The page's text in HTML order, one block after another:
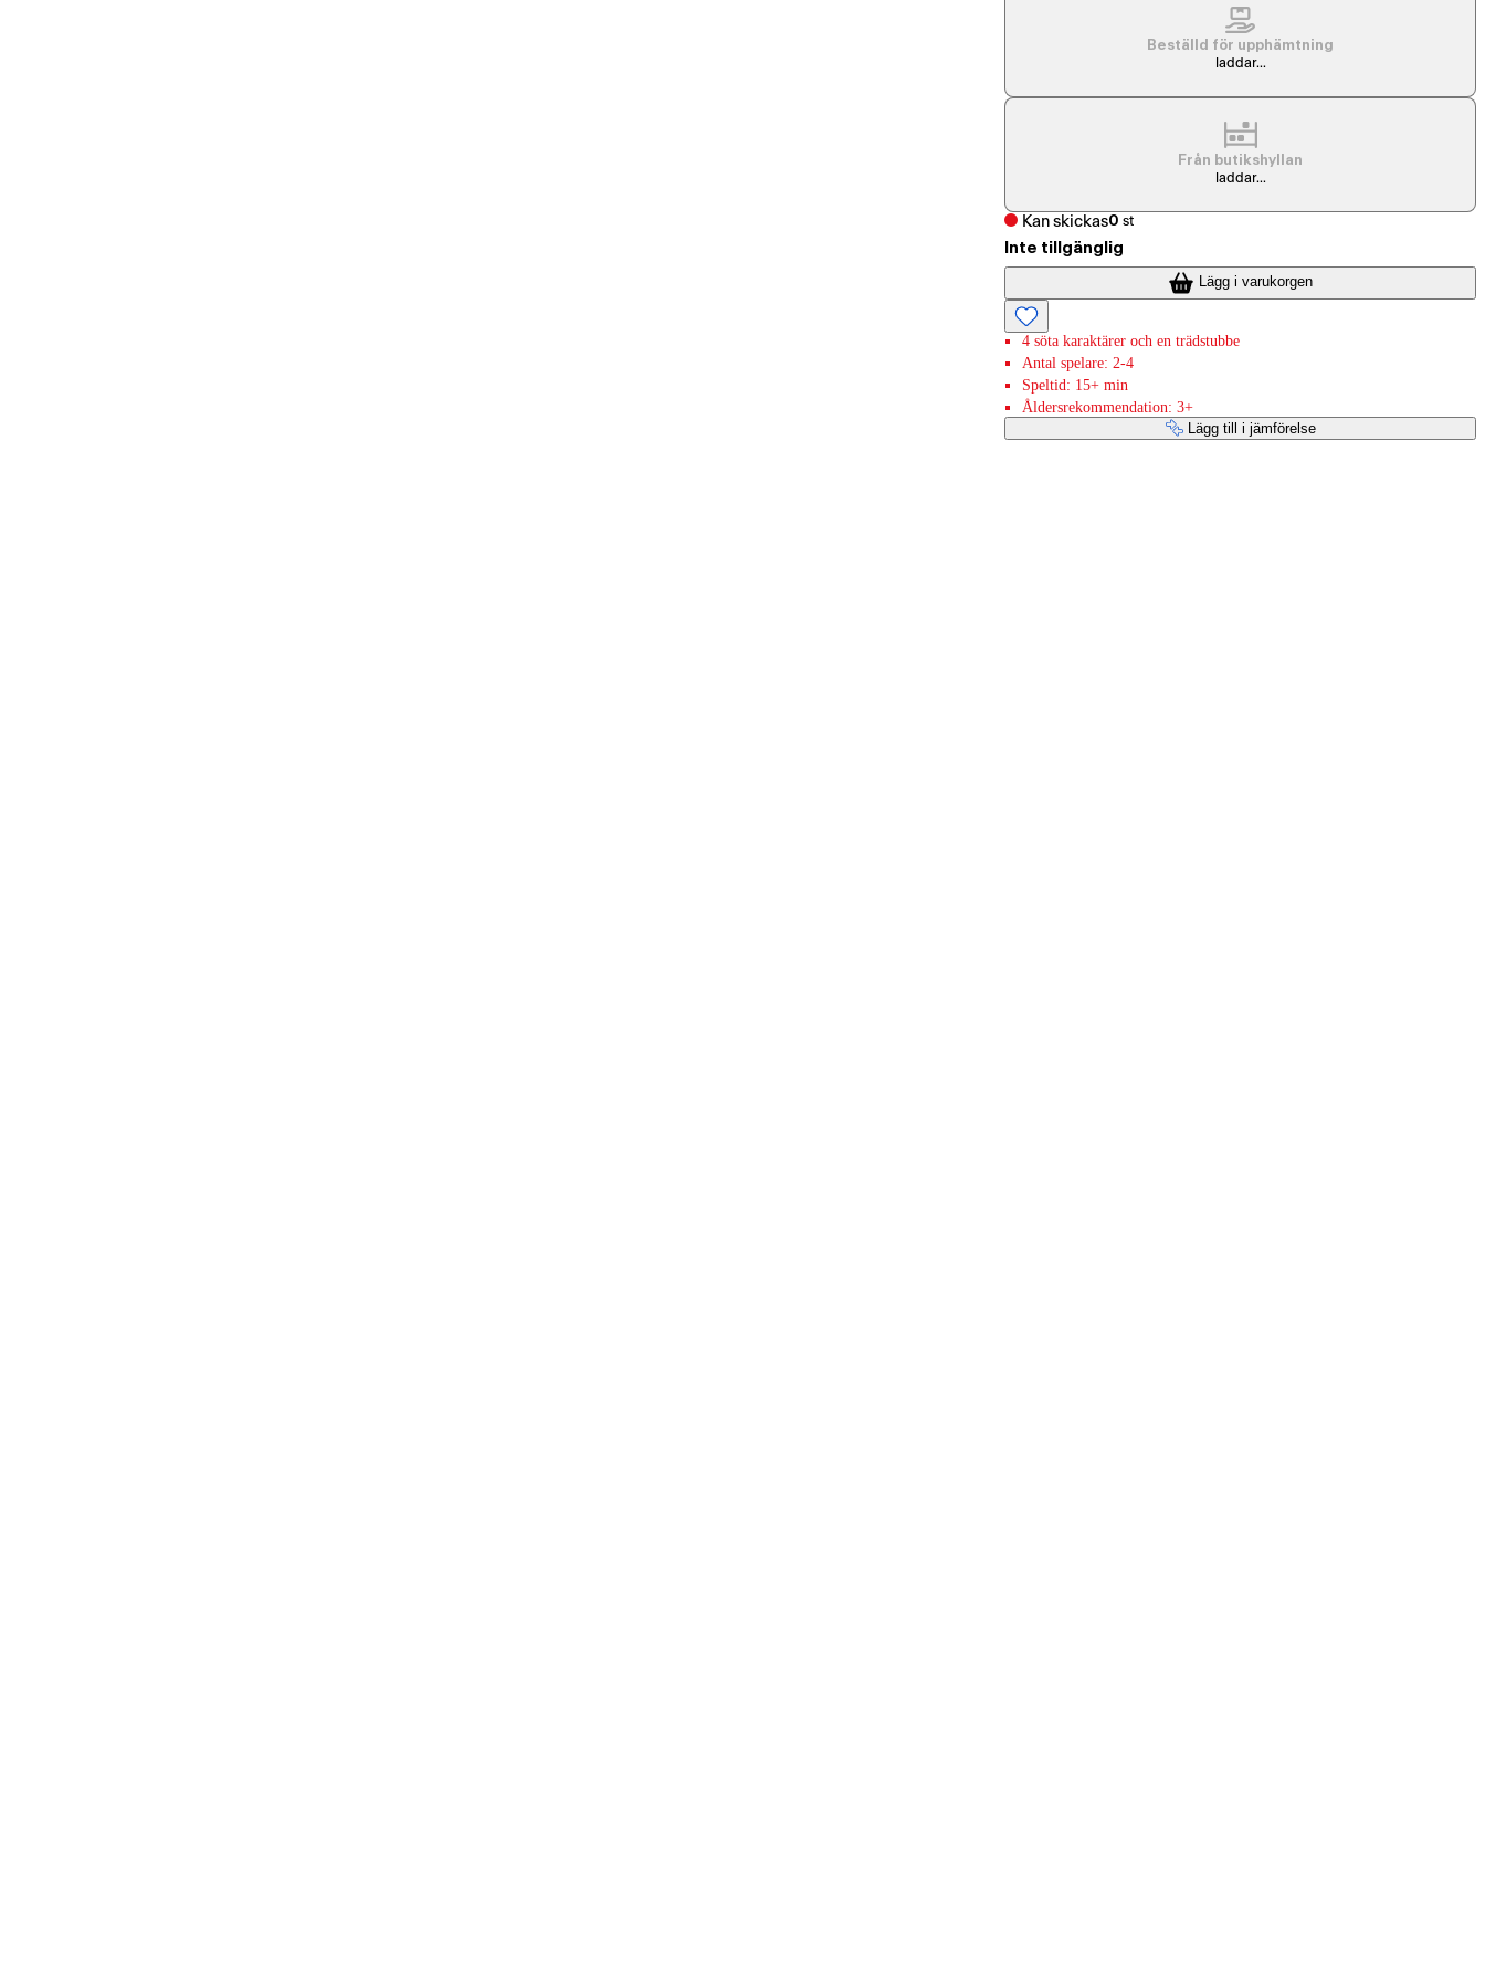
Beställd för upphämtning
laddar...
Från butikshyllan
laddar...
Kan skickas0 st
Inte tillgänglig
Lägg i varukorgen
4 söta karaktärer och en trädstubbe
Antal spelare: 2-4
Speltid: 15+ min
Åldersrekommendation: 3+
Lägg till i jämförelse